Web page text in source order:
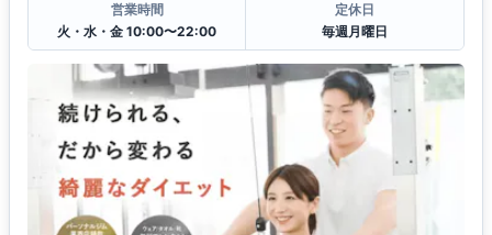
営業時間
火・水・金 10:00〜22:00
定休日
毎週月曜日